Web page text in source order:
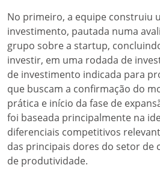
No primeiro, a equipe construiu
investimento, pautada numa
grupo sobre a startup,
investir, em uma rodada de
de investimento indicada para
que buscam a confirmação do
prática e início da fase de
foi baseada principalmente na
diferenciais competitivos
das principais dores do setor de
de produtividade.